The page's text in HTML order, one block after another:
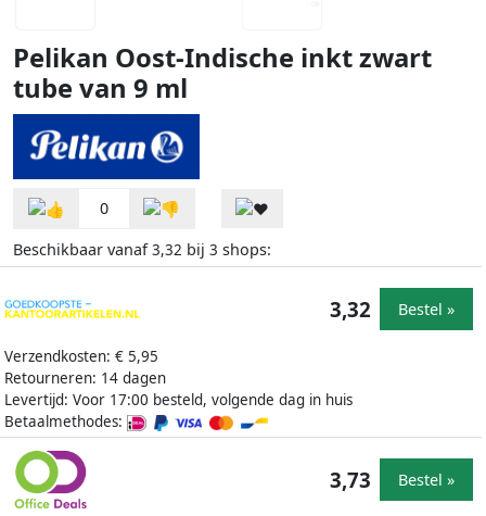
Pelikan Oost-Indische inkt zwart
tube van 9 ml
0
Beschikbaar vanaf3,32 bij 3 shops:
Verzendkosten: € 5,95
Retourneren: 14 dagen
Levertijd: Voor 17:00 besteld, volgende dag in huis
Betaalmethodes:
3,32 Bestel »
3,73 Bestel »